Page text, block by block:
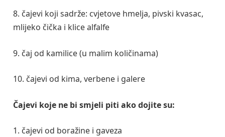
8. čajevi koji sadrže: cvjetove hmelja, pivski kvasac,
mlijeko čička i klice alfalfe
9. čaj od kamilice (u malim količinama)
10. čajevi od kima, verbene i galere
Čajevi koje ne bi smjeli piti ako dojite su:
1. čajevi od boražine i gaveza